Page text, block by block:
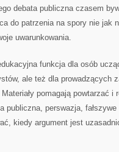
debata publiczna czasem
do patrzenia na spory nie jak
uwarunkowania.
funkcja dla osób
ale też dla prowadzących
pomagają powtarzać i
publiczna, perswazja,
kiedy argument jest